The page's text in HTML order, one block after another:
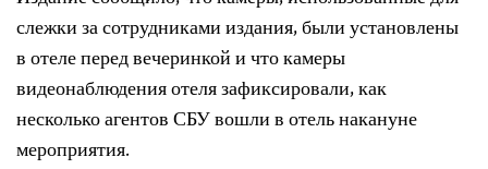
слежки за сотрудниками издания, были установлены
в отеле перед вечеринкой и что камеры
видеонаблюдения отеля зафиксировали, как
несколько агентов СБУ вошли в отель накануне
мероприятия.